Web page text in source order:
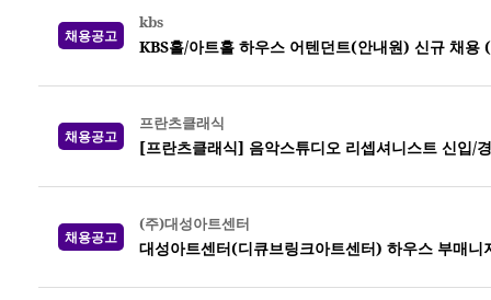
채용공고
kbs
KBS홀/아트홀 하우스 어텐던트(안내원) 신규 채용
채용공고
프란츠클래식
[프란츠클래식] 음악스튜디오 리셉셔니스트 신입/
채용공고
(주)대성아트센터
대성아트센터(디큐브링크아트센터) 하우스 부매니